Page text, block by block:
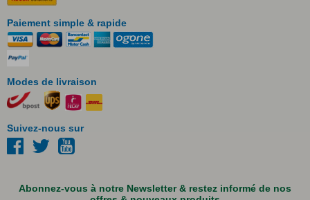
Paiement simple & rapide
Modes de livraison
Suivez-nous sur
Abonnez-vous à notre Newsletter & restez informé de nos